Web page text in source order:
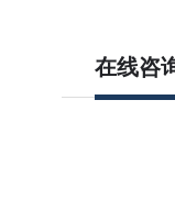
在线咨